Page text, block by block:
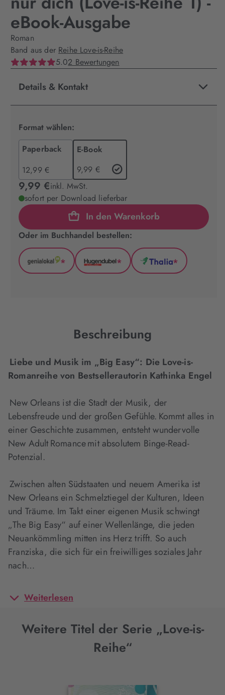
eBook-Ausgabe
Roman
Band aus der Reihe Love-is-Reihe
5.02 Bewertungen
Details & Kontakt
Format wählen:
Paperback
12,99 €
E-Book
9,99 €
9,99 €inkl. MwSt.
sofort per Download lieferbar
In den Warenkorb
Oder im Buchhandel bestellen:
GenialLokal
*
Hugendubel
*
Thalia
*
Beschreibung
Liebe und Musik im „Big Easy“: Die Love-is-
Romanreihe von Bestsellerautorin Kathinka Engel
New Orleans ist die Stadt der Musik, der
Lebensfreude und der großen Gefühle. Kommt alles in
einer Geschichte zusammen, entsteht wundervolle
New Adult Romance mit absolutem Binge-Read-
Potenzial.
Zwischen alten Südstaaten und neuem Amerika ist
New Orleans ein Schmelztiegel der Kulturen, Ideen
und Träume. Im Takt einer eigenen Musik schwingt
„The Big Easy“ auf einer Wellenlänge, die jeden
Neuankömmling mitten ins Herz trifft. So auch
Franziska, die sich für ein freiwilliges soziales Jahr
nach…
Weiterlesen
Weitere Titel der Serie „Love-is-
Reihe“